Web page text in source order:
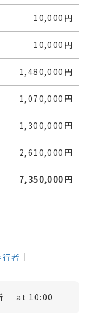
10,000円
10,000円
1,480,000円
1,070,000円
1,300,000円
2,610,000円
7,350,000円
行者
at 10:00